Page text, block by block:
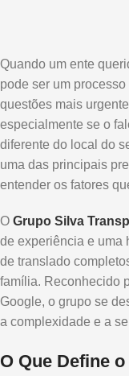
Quando um ente
pode ser um
questões mais
especialmente se o
diferente do local do
uma das principais
entender os fatores
O Grupo Silva
de experiência e uma
de translado
família. Reconhecido
Google, o grupo se
a complexidade e a
O Que Define